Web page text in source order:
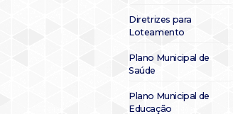
Diretrizes para
Loteamento
Plano Municipal de
Saúde
Plano Municipal de
Educação